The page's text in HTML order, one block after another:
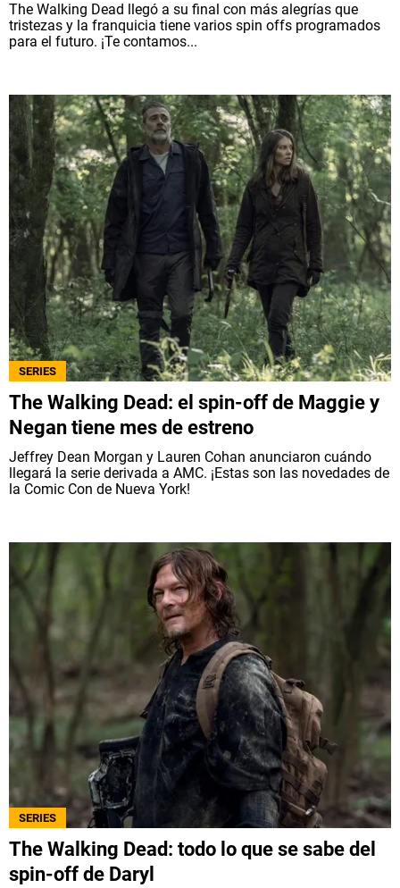
The Walking Dead llegó a su final con más alegrías que
tristezas y la franquicia tiene varios spin offs programados
para el futuro. ¡Te contamos...
SERIES
The Walking Dead: el spin-off de Maggie y
Negan tiene mes de estreno
Jeffrey Dean Morgan y Lauren Cohan anunciaron cuándo
llegará la serie derivada a AMC. ¡Estas son las novedades de
la Comic Con de Nueva York!
SERIES
The Walking Dead: todo lo que se sabe del
spin-off de Daryl